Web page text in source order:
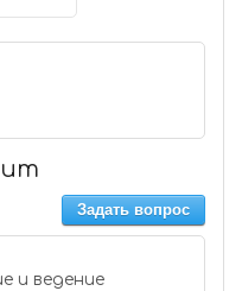
Задать вопрос
и ведение